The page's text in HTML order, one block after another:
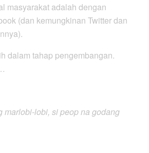
masyarakat adalah dengan
(dan kemungkinan Twitter dan
dalam tahap pengembangan.
marlobi-lobi, si peop na godang